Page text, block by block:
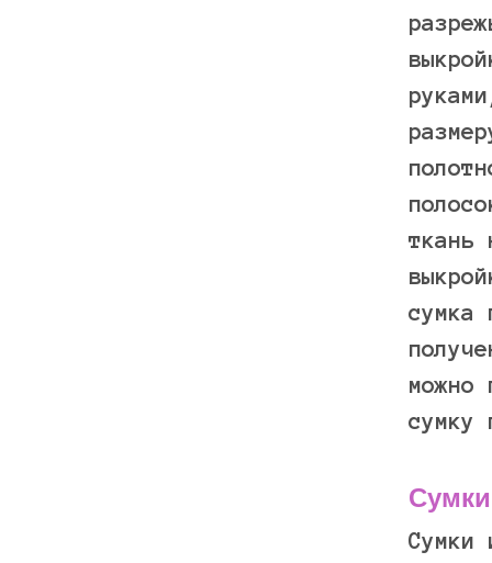
ткань
сумка
можно
сумку
Сумки